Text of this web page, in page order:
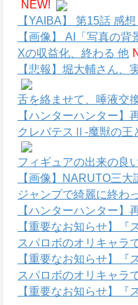
NEW!
【YAIBA】 第15話 感
【画像】 AI「写真の
Xの収益化、終わる 他
【悲報】堀大輔さん
舌を絡ませて、唾液交
【ハンターハンター】
クレバテスⅡ-魔獣の王
フィギュアの出来の良
【画像】NARUTO三
ジャンプで綺麗に終わ
【ハンターハンター】
【重要なお知らせ】
スパロボのオリキャラ
【重要なお知らせ】
スパロボのオリキャラ
【重要なお知らせ】